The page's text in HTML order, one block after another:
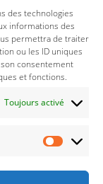
des technologies
informations des
permettra de traiter
ou les ID uniques
consentement
et fonctions.
Toujours activé